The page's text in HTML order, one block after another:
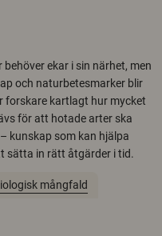
behöver ekar i sin närhet, men
och naturbetesmarker blir
forskare kartlagt hur mycket
för att hotade arter ska
kunskap som kan hjälpa
sätta in rätt åtgärder i tid.
mångfald